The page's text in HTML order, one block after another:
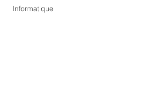
Informatique